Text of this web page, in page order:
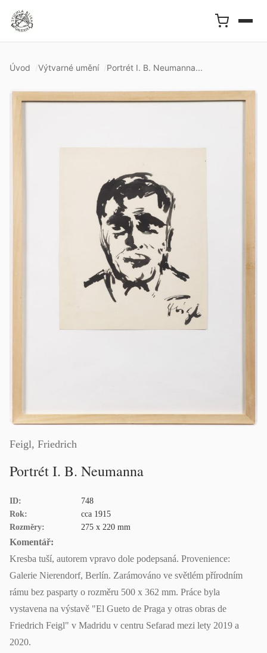
Úvod Výtvarné umění Portrét I. B. Neumanna...
Feigl, Friedrich
Portrét I. B. Neumanna
ID:
748
Rok:
cca 1915
Rozměry:
275 x 220 mm
Komentář:
Kresba tuší, autorem vpravo dole podepsaná. Provenience:
Galerie Nierendorf, Berlín. Zarámováno ve světlém přírodním
rámu bez pasparty o rozměru 500 x 362 mm. Práce byla
vystavena na výstavě "El Gueto de Praga y otras obras de
Friedrich Feigl" v Madridu v centru Sefarad mezi lety 2019 a
2020.